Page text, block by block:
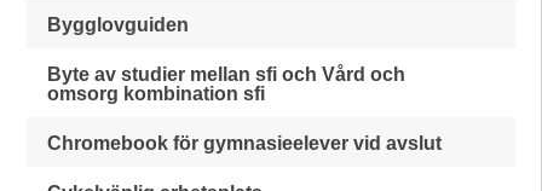
Bygglovguiden
Byte av studier mellan sfi och Vård och
omsorg kombination sfi
Chromebook för gymnasieelever vid avslut